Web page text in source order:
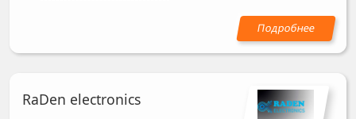
RaDen electronics